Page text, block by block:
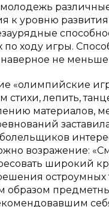
к уровню
ходу игры.
не меньше
«олимпийские
лепить,
материалов,
возражение:
широкий
остроумных
образом